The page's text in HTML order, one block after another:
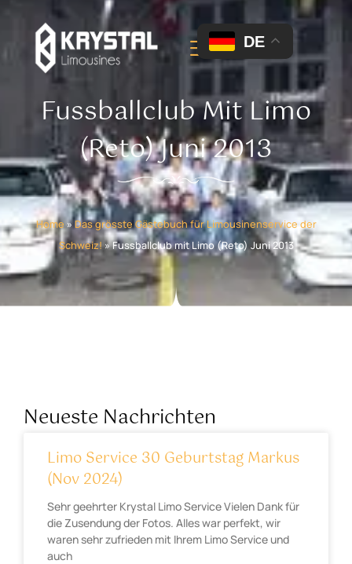
Fussballclub Mit Limo
(Reto) Juni 2013
Home»Das grösste Gästebuch für Limousinenservice der
Schweiz!»Fussballclub mit Limo (Reto) Juni 2013
Neueste Nachrichten
Limo Service 30 Geburtstag Markus
(Nov 2024)
Sehr geehrter Krystal Limo Service Vielen Dank für
die Zusendung der Fotos. Alles war perfekt, wir
waren sehr zufrieden mit Ihrem Limo Service und
auch
DE